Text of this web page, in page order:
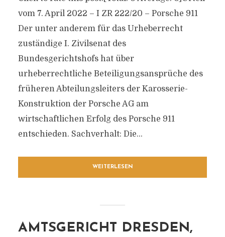
vom 7. April 2022 – I ZR 222/20 – Porsche 911
Der unter anderem für das Urheberrecht
zuständige I. Zivilsenat des
Bundesgerichtshofs hat über
urheberrechtliche Beteiligungsansprüche des
früheren Abteilungsleiters der Karosserie-
Konstruktion der Porsche AG am
wirtschaftlichen Erfolg des Porsche 911
entschieden. Sachverhalt: Die...
WEITERLESEN
AMTSGERICHT DRESDEN,